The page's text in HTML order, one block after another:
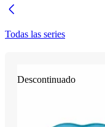
Todas las series
Descontinuado